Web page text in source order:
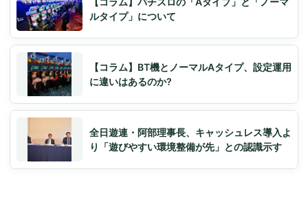
ルタイプ」について
【コラム】BT機とノーマルAタイプ、設定運用
に違いはあるのか?
全日遊連・阿部理事長、キャッシュレス導入よ
り「遊びやすい環境整備が先」との認識示す